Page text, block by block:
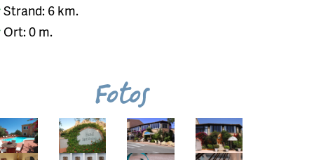
Strand: 6 km.
Ort: 0 m.
Fotos